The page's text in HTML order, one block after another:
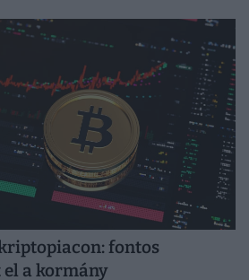
fontos
a kormány